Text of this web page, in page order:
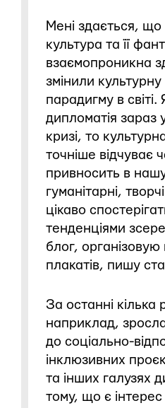
Мені здається, що
культура та її
взаємопроникна
змінили культурну
парадигму в
дипломатія зараз
кризі, то
точніше відчуває
привносить в нашу
гуманітарні,
цікаво
тенденціями
блог, організовую
плакатів, пишу
За останні кілька
наприклад, зросла
до соціально-
інклюзивних
та інших галузях
тому, що є